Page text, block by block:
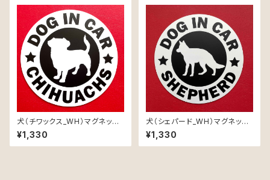
犬（チワックス_WH）マグネット
ステッカー 防水 車用
¥1,330
犬（シェパード_WH）マグネット
ステッカー 防水 車用
¥1,330